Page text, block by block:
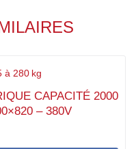
CAPACITÉ 2000
– 380V